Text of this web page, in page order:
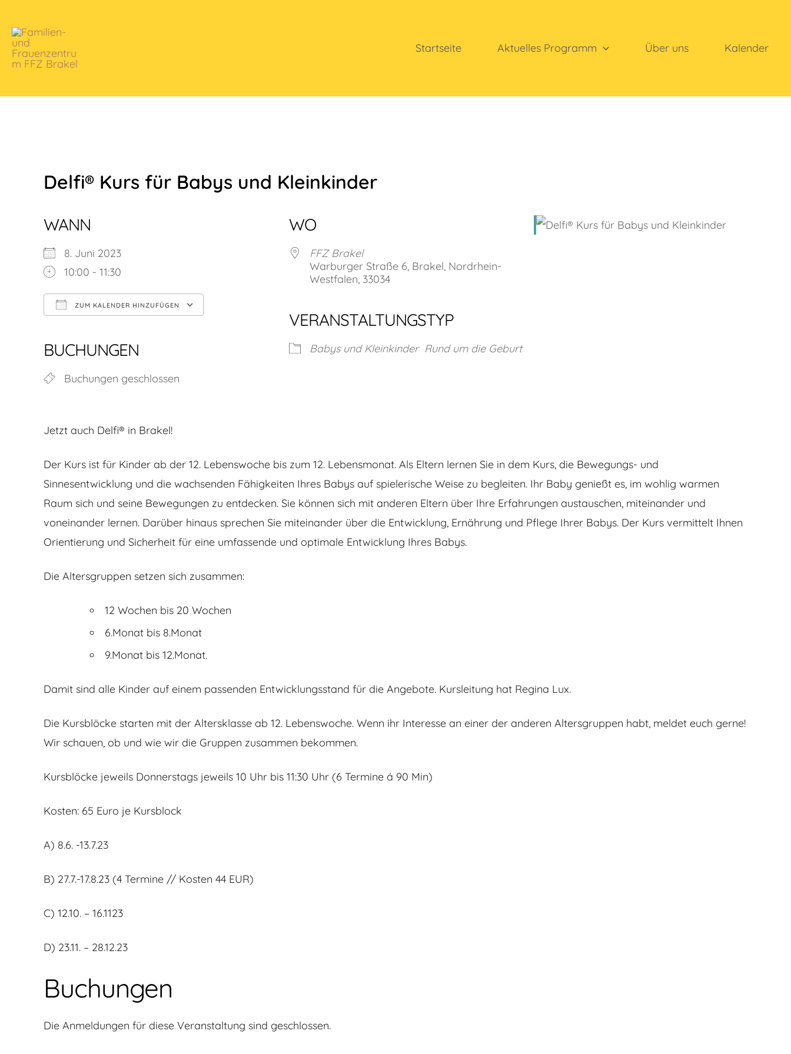
Inhalt
springen
Startseite Aktuelles Programm Über uns Kalender
Delfi® Kurs für Babys und Kleinkinder
WANN
8. Juni 2023
10:00 - 11:30
ZUM KALENDER HINZUFÜGEN
BUCHUNGEN
Buchungen geschlossen
WO
FFZ Brakel
Warburger Straße 6, Brakel, Nordrhein-
Westfalen, 33034
VERANSTALTUNGSTYP
Babys und Kleinkinder Rund um die Geburt
Jetzt auch Delfi® in Brakel!
Der Kurs ist für Kinder ab der 12. Lebenswoche bis zum 12. Lebensmonat. Als Eltern lernen Sie in dem Kurs, die Bewegungs- und
Sinnesentwicklung und die wachsenden Fähigkeiten Ihres Babys auf spielerische Weise zu begleiten. Ihr Baby genießt es, im wohlig warmen
Raum sich und seine Bewegungen zu entdecken. Sie können sich mit anderen Eltern über Ihre Erfahrungen austauschen, miteinander und
voneinander lernen. Darüber hinaus sprechen Sie miteinander über die Entwicklung, Ernährung und Pflege Ihrer Babys. Der Kurs vermittelt Ihnen
Orientierung und Sicherheit für eine umfassende und optimale Entwicklung Ihres Babys.
Die Altersgruppen setzen sich zusammen:
12 Wochen bis 20 Wochen
6.Monat bis 8.Monat
9.Monat bis 12.Monat.
Damit sind alle Kinder auf einem passenden Entwicklungsstand für die Angebote. Kursleitung hat Regina Lux.
Die Kursblöcke starten mit der Altersklasse ab 12. Lebenswoche. Wenn ihr Interesse an einer der anderen Altersgruppen habt, meldet euch gerne!
Wir schauen, ob und wie wir die Gruppen zusammen bekommen.
Kursblöcke jeweils Donnerstags jeweils 10 Uhr bis 11:30 Uhr (6 Termine á 90 Min)
Kosten: 65 Euro je Kursblock
A) 8.6. -13.7.23
B) 27.7.-17.8.23 (4 Termine // Kosten 44 EUR)
C) 12.10. – 16.1123
D) 23.11. – 28.12.23
Buchungen
Die Anmeldungen für diese Veranstaltung sind geschlossen.